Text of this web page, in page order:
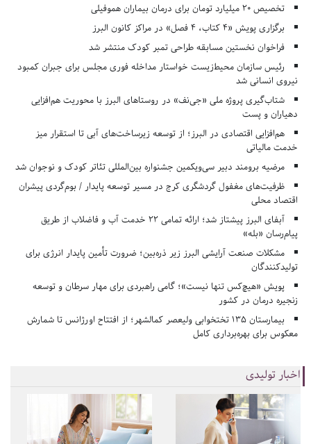
تخصیص ۲۰ میلیارد تومان برای درمان بیماران هموفیلی
برگزاری پویش «۴ کتاب، ۴ فصل» در مراکز کانون البرز
فراخوان نخستین مسابقه طراحی تمبر کودک منتشر شد
رئیس سازمان محیط‌زیست خواستار مداخله فوری مجلس برای جبران کمبود
نیروی انسانی شد
شتاب‌گیری پروژه ملی «جی‌نف» در روستاهای البرز با محوریت هم‌افزایی
دهیاران و پست
هم‌افزایی اقتصادی در البرز؛ از توسعه زیرساخت‌های آبی تا استقرار میز
خدمت مالیاتی
مرضیه برومند دبیر سی‌ویکمین جشنواره بین‌المللی تئاتر کودک و نوجوان شد
ظرفیت‌های مغفول گردشگری کرج در مسیر توسعه پایدار / بوم‌گردی پیشران
اقتصاد محلی
آبفای البرز پیشتاز شد؛ ارائه تمامی ۲۲ خدمت آب و فاضلاب از طریق
پیام‌رسان «بله»
مشکلات صنعت آرایشی البرز زیر ذره‌بین؛ ضرورت تأمین پایدار انرژی برای
تولیدکنندگان
پویش «هیچ‌کس تنها نیست»؛ گامی راهبردی برای مهار سرطان و توسعه
زنجیره درمان در کشور
بیمارستان ۱۳۵ تختخوابی ولیعصر کمالشهر؛ از افتتاح اورژانس تا شمارش
معکوس برای بهره‌برداری کامل
اخبار تولیدی